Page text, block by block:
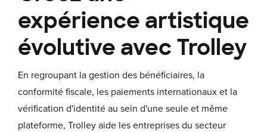
expérience artistique
évolutive avec Trolley
En regroupant la gestion des bénéficiaires, la
conformité fiscale, les paiements internationaux et la
vérification d'identité au sein d'une seule et même
plateforme, Trolley aide les entreprises du secteur